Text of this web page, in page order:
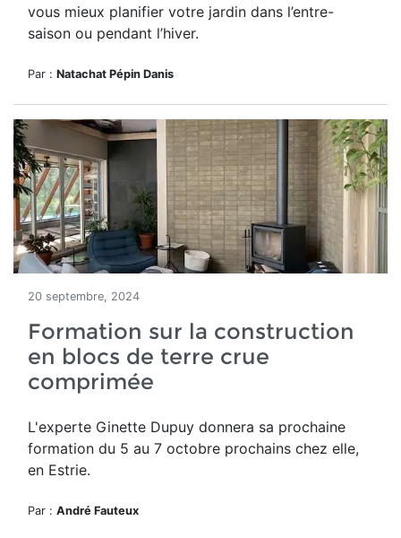
vous mieux planifier votre jardin dans l’entre-
saison ou pendant l’hiver.
Par : Natachat Pépin Danis
20 septembre, 2024
Formation sur la construction
en blocs de terre crue
comprimée
L'experte Ginette Dupuy donnera sa prochaine
formation du 5 au 7 octobre prochains chez elle,
en Estrie.
Par : André Fauteux